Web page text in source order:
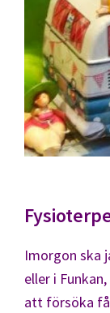
Imorgon ska
eller i
att försöka